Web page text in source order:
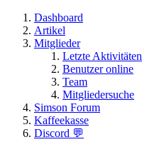
Dashboard
Artikel
Mitglieder
Letzte Aktivitäten
Benutzer online
Team
Mitgliedersuche
Simson Forum
Kaffeekasse
Discord 💬